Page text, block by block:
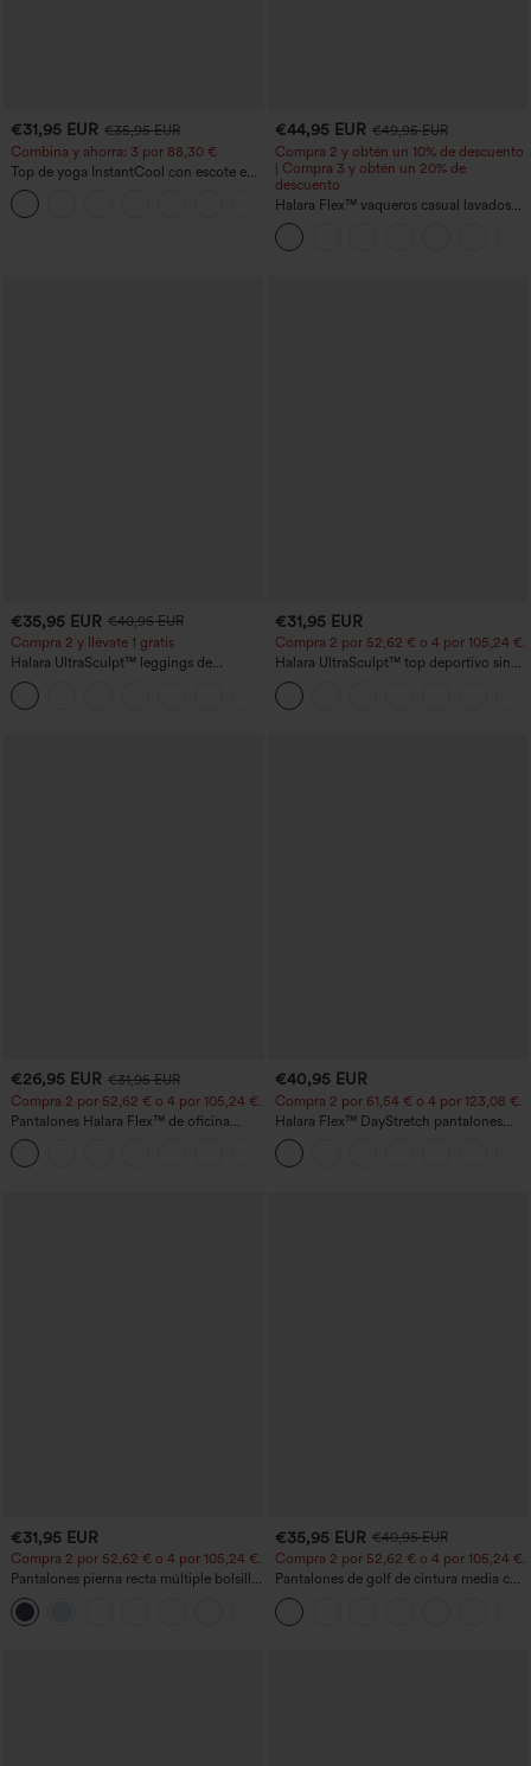
€31,95 EUR €35,95 EUR
Combina y ahorra: 3 por 88,30 €
Top de yoga InstantCool con escote en
U y bajo curvado - UPF50+
€44,95 EUR €49,95 EUR
Compra 2 y obtén un 10% de descuento
| Compra 3 y obtén un 20% de
descuento
Halara Flex™ vaqueros casual lavados
asimétricos de tiro bajo con bolsillos
con cremallera, corte baggy y pierna
ancha
€35,95 EUR €40,95 EUR
Compra 2 y llévate 1 gratis
Halara UltraSculpt™ leggings de
entrenamiento moldeadores de talle alto
con fruncido trasero que realza los
glúteos, control de abdomen y bolsillos
€31,95 EUR
Compra 2 por 52,62 € o 4 por 105,24 €.
Halara UltraSculpt™ top deportivo sin
mangas con escote redondo y bajo
curvo
€26,95 EUR €31,95 EUR
Compra 2 por 52,62 € o 4 por 105,24 €.
Pantalones Halara Flex™ de oficina
anchos plisados de tiro alto con bolsillos
en tela tipo gofre
€40,95 EUR
Compra 2 por 61,54 € o 4 por 123,08 €.
Halara Flex™ DayStretch pantalones
acampanados de trabajo de tiro medio
con bolsillo lateral con cremallera
€31,95 EUR
Compra 2 por 52,62 € o 4 por 105,24 €.
Pantalones pierna recta múltiple bolsillo
botón tiro alto
€35,95 EUR €40,95 EUR
Compra 2 por 52,62 € o 4 por 105,24 €.
Pantalones de golf de cintura media con
cordón, dobladillo curvo, secado rápido,
de corte cónico y con bolsillos - UPF40+